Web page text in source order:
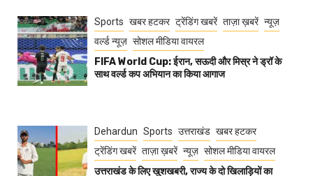
Sports खबर हटकर ट्रेंडिंग खबरें ताज़ा ख़बरें न्यूज़
वर्ल्ड न्यूज़ सोशल मीडिया वायरल
FIFA World Cup: ईरान, सऊदी और मिस्र ने ड्रॉ के
साथ वर्ल्ड कप अभियान का किया आगाज
Dehardun Sports उत्तराखंड खबर हटकर
ट्रेंडिंग खबरें ताज़ा ख़बरें न्यूज़ सोशल मीडिया वायरल
उत्तराखंड के लिए खुशखबरी, राज्य के दो खिलाड़ियों का